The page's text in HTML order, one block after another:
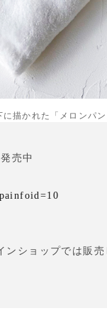
に描かれた「メロンパ
売中
ショップでは販売